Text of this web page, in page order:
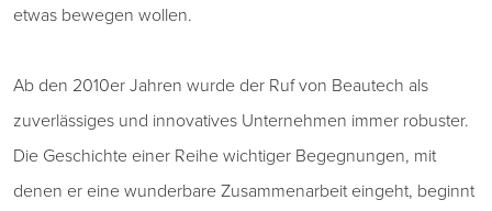
etwas bewegen wollen.
Ab den 2010er Jahren wurde der Ruf von Beautech als
zuverlässiges und innovatives Unternehmen immer robuster.
Die Geschichte einer Reihe wichtiger Begegnungen, mit
denen er eine wunderbare Zusammenarbeit eingeht, beginnt